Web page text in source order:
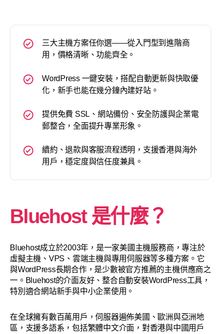
三大主機方案任你選——從入門型到進階商
用，價格清晰、功能齊全。
WordPress 一鍵安裝，搭配自動更新與快取優
化，新手也能在幾分鐘內建好站。
提供免費 SSL、網站備份、安全防護與企業電
郵整合，全面提升專業形象。
續約、退款與客服流程透明，支援香港與海外
用戶，穩定度與信任度兼具。
Bluehost 是什麼？
Bluehost成立於2003年，是一家美國主機服務商，專注於
虛擬主機、VPS、雲端主機與專用伺服器等多種方案。它
與WordPress長期合作，是少數被官方推薦的主機供應商之
一。Bluehost的介面友好、整合自動安裝WordPress工具，
特別適合網站新手與中小企業使用。
在全球擁有數百萬用戶，伺服器遍佈美國、歐洲與亞洲地
區，支援多語系，包括繁體中文介面，對香港與中國用戶